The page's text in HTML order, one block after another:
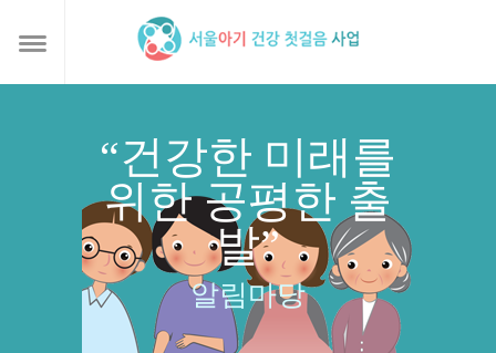
“건강한 미래를
위한 공평한 출
발”
알림마당